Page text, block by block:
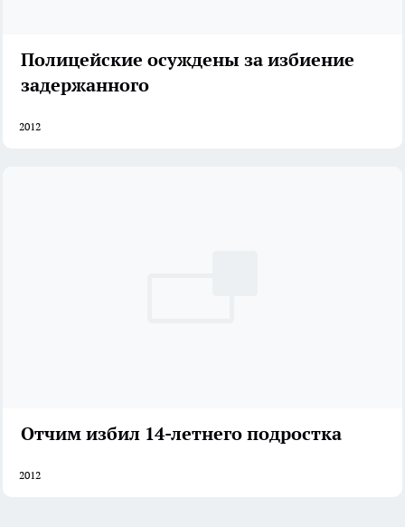
Полицейские осуждены за избиение
задержанного
2012
Отчим избил 14-летнего подростка
2012